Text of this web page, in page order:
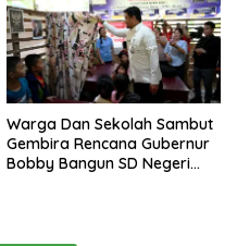
Warga Dan Sekolah Sambut
Gembira Rencana Gubernur
Bobby Bangun SD Negeri